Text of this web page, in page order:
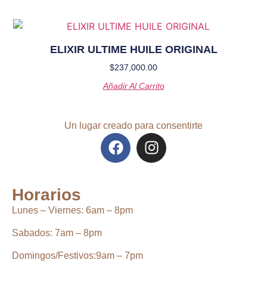
ELIXIR ULTIME HUILE ORIGINAL
$237,000.00
Añadir Al Carrito
Un lugar creado para consentirte
Horarios
Lunes – Viernes: 6am – 8pm
Sabados: 7am – 8pm
Domingos/Festivos:9am – 7pm